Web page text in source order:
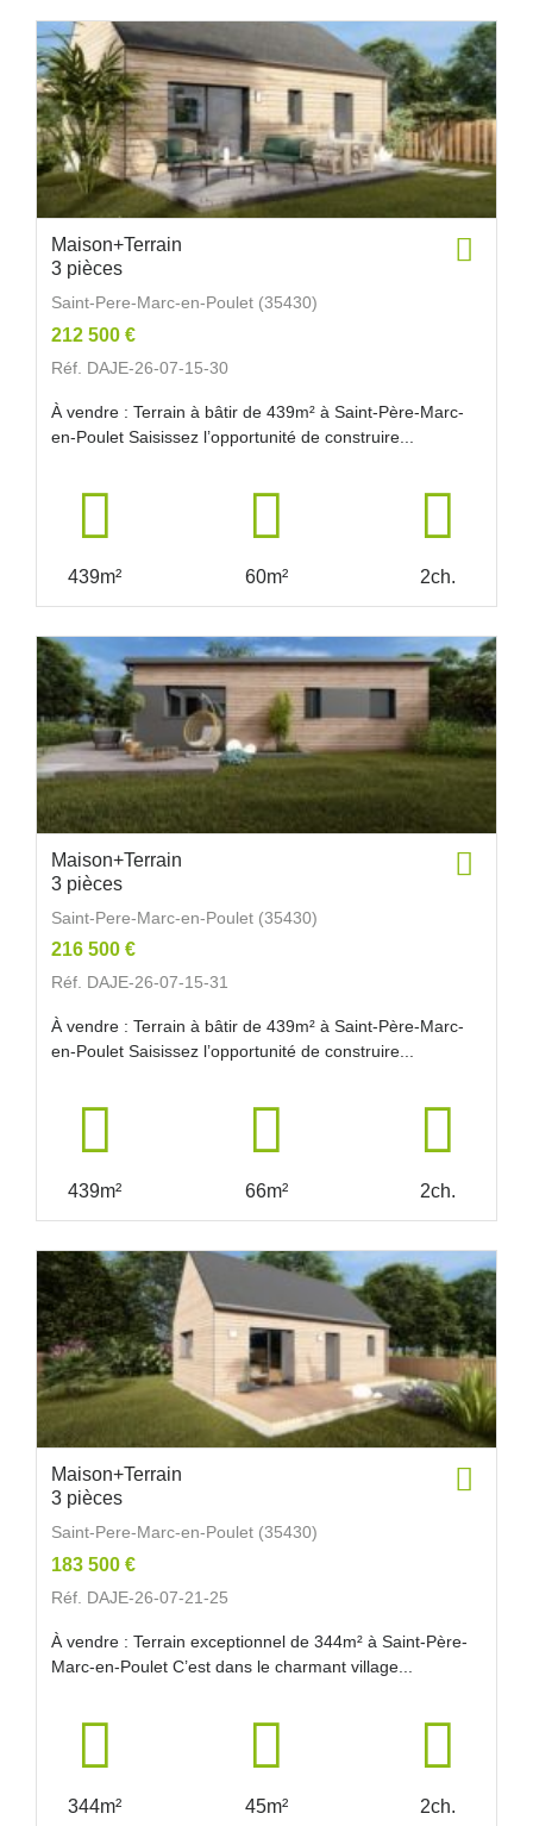
Maison+Terrain
3 pièces
Saint-Pere-Marc-en-Poulet (35430)
212 500 €
Réf. DAJE-26-07-15-30
À vendre : Terrain à bâtir de 439m² à Saint-Père-Marc-
en-Poulet Saisissez l’opportunité de construire...
439m² 60m² 2ch.
Maison+Terrain
3 pièces
Saint-Pere-Marc-en-Poulet (35430)
216 500 €
Réf. DAJE-26-07-15-31
À vendre : Terrain à bâtir de 439m² à Saint-Père-Marc-
en-Poulet Saisissez l’opportunité de construire...
439m² 66m² 2ch.
Maison+Terrain
3 pièces
Saint-Pere-Marc-en-Poulet (35430)
183 500 €
Réf. DAJE-26-07-21-25
À vendre : Terrain exceptionnel de 344m² à Saint-Père-
Marc-en-Poulet C’est dans le charmant village...
344m² 45m² 2ch.